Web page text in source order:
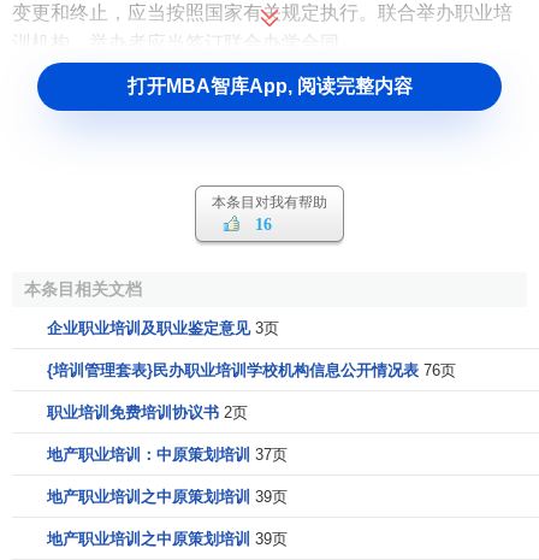
变更和终止，应当按照国家有关规定执行。联合举办职业培
训机构，举办者应当签订联合办学合同。
职业培训机构应根据劳动力市场需求，承担各类职业培
转岗转业人员、出国劳务人员、境外就业人员、
；农村向非农产业转移进城务工的人员和农业劳动者；需
的妇女、残疾人、少数民族人员和现役
的劳动者。
参考文献
↑孟繁超.职业律师大辞典 第一卷.吉林摄影出版
社,2003.3.
↑鑫源主编.2004最新劳动与社会保障工作指导全书
打开MBA智库App, 阅读完整内容
本条目对我有帮助
16
本条目相关文档
企业职业培训及职业鉴定意见 3页
{培训管理套表}民办职业培训学校机构信息公开情况表 76页
职业培训免费培训协议书 2页
地产职业培训：中原策划培训 37页
地产职业培训之中原策划培训 39页
地产职业培训之中原策划培训 39页